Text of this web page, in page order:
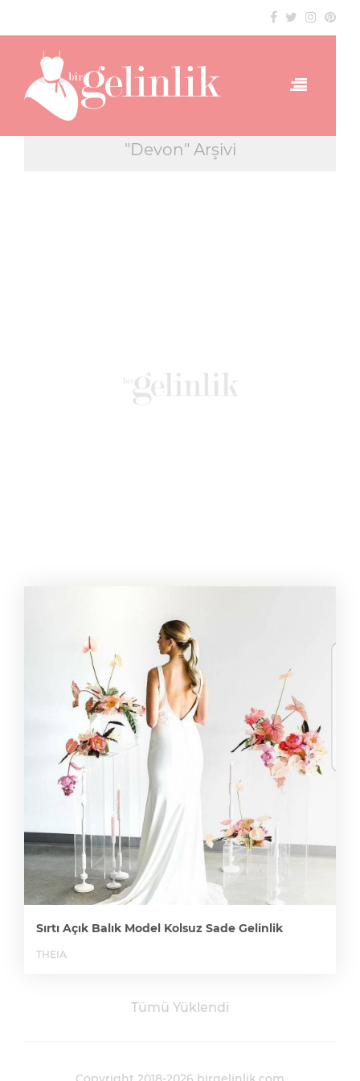
"Devon" Arşivi
Sırtı Açık Balık Model Kolsuz Sade Gelinlik
THEIA
Tümü Yüklendi